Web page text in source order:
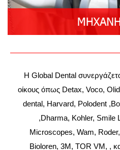
Η Global Dental
οίκους όπως Detax, Voco,
dental, Harvard, Polodent
,Dharma, Kohler, Smile
Microscopes, Wam,
Bioloren, 3M, TOR VM, ,